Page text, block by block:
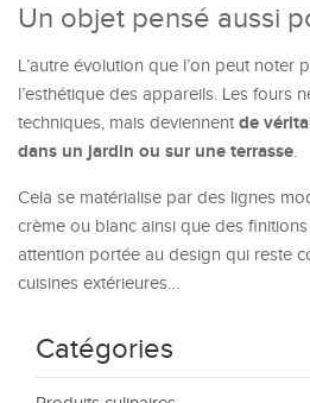
Un objet pensé aussi
L’autre évolution que l’on peut noter
l’esthétique des appareils. Les fours
techniques, mais deviennent de
dans un jardin ou sur une terrasse.
Cela se matérialise par des lignes
crème ou blanc ainsi que des
attention portée au design qui reste
cuisines extérieures…
Catégories